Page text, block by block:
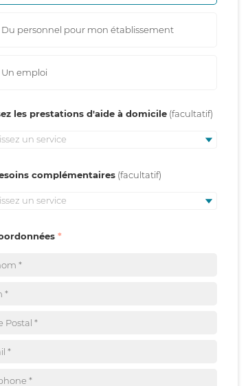
Du personnel pour mon établissement
Un emploi
les prestations d'aide à domicile
un service
complémentaires
un service